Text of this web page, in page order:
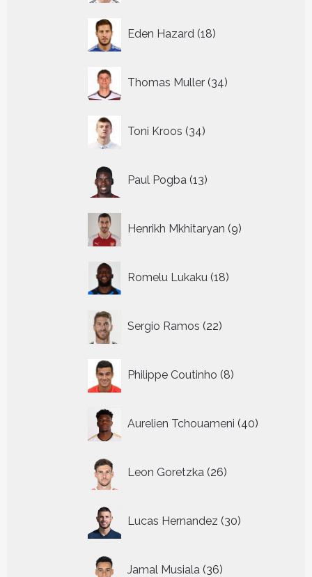
Eden Hazard 18
producten
Thomas Muller 34
producten
Toni Kroos 34
producten
Paul Pogba 13
producten
Henrikh Mkhitaryan 9
producten
Romelu Lukaku 18
producten
Sergio Ramos 22
producten
Philippe Coutinho 8
producten
Aurelien Tchouameni 40
producten
Leon Goretzka 26
producten
Lucas Hernandez 30
producten
Jamal Musiala 36